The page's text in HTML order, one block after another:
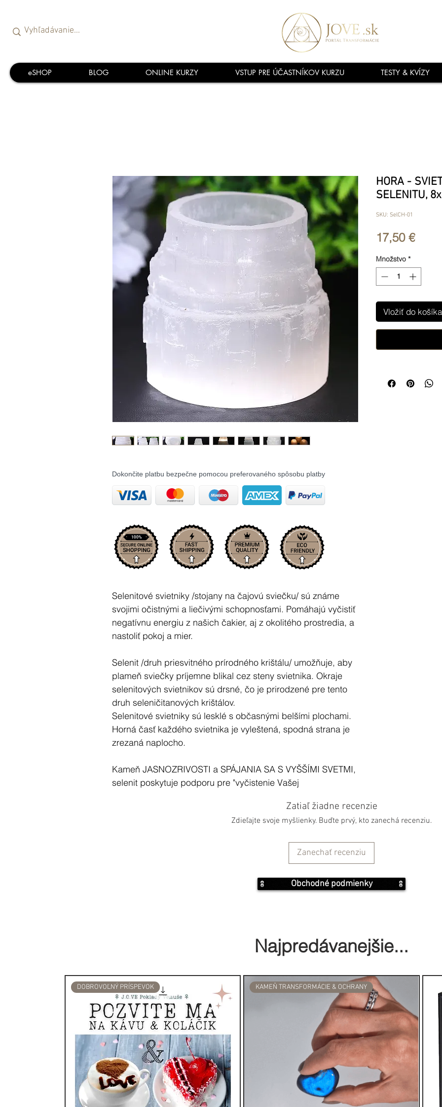
eSHOP BLOG ONLINE KURZY VSTUP PRE ÚČASTNÍKOV KURZU TESTY & KVÍZY
Dokončite platbu bezpečne pomocou preferovaného spôsobu platby
Selenitové svietniky /stojany na čajovú sviečku/ sú známe
svojimi očistnými a liečivými schopnosťami. Pomáhajú vyčistiť
negatívnu energiu z našich čakier, aj z okolitého prostredia, a
nastoliť pokoj a mier.
Selenit /druh priesvitného prírodného krištálu/ umožňuje, aby
plameň sviečky príjemne blikal cez steny svietnika. Okraje
selenitových svietnikov sú drsné, čo je prirodzené pre tento
druh seleničitanových krištálov.
Selenitové svietniky sú lesklé s občasnými belšími plochami.
Horná časť každého svietnika je vyleštená, spodná strana je
zrezaná naplocho.
Kameň JASNOZRIVOSTI a SPÁJANIA SA S VYŠŠÍMI SVETMI,
selenit poskytuje podporu pre "vyčistenie Vašej
pred negatívnou energiou na vytvorenie bezpečného a
Selenit zároveň čistí krištály a obnovuje ich energiu. Selenit
má tiež upokojujúce vlastnosti, čo ho robí ideálnym pre
prírodným a rozprávkovým nápadom na darček.
Priesvitný selenit sa vyznačuje veľmi jemnými vibráciami. Do
mysle vnáša jas, otvára korunnú a vyššiu korunnú čakru.
Umožňuje prístup k anjelskému vedomiu a duchovnému
sprievodcovi. Čistý selenit ponúka spojenie s vyšším
svetelným telom a pomáha ho ukotviť v pozemských
vibráciách.
Selenit je kameň pokoja a mieru. Výborne sa hodí na
meditáciu alebo duchovnú prácu. Každý, kto drží v ruke kus
selenitu vydávajúci rýdze vibrácie, je údajne schopný
HORA -
SELENITU,
SKU: SelCH-01
17,50 €Price
Množstvo *
Vložiť do košíka
Zatiaľ žiadne recenzie
Zdieľajte svoje myšlienky. Buďte prvý, kto zanechá recenziu.
Zanechať recenziu
Obchodné podmienky
Najpredávanejšie...
DOBROVOĽNÝ PRÍSPEVOK KAMEŇ TRANSFORMÁCIE & OCHRANY